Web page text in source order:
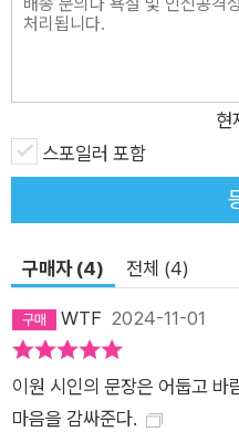
과 시인의 궁합 참으로 적절
맡 지킬 예정입니다. 그리 보
합니다. 매일매일 시가 보낸 편
요. [ 2024 시의적절 라인업 ] 1월 김민정 / 2월 전욱진 / 3월 신
이인 / 4월 양안다 / 5월 오은
24년 시의적절은 사진작가
려내는 그의 작업은 여러 차례,
이는 일입니다. 시간으로 그리
만남은 2024년 열두 달 계속
현
스포일러 포함
구매자 (4) 전체 (4)
WTF 2024-11-01
이원 시인의 문장은 어둡고 바
마음을 감싸준다.